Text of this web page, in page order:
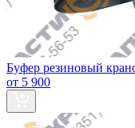
Буфер резиновый
от 5 900